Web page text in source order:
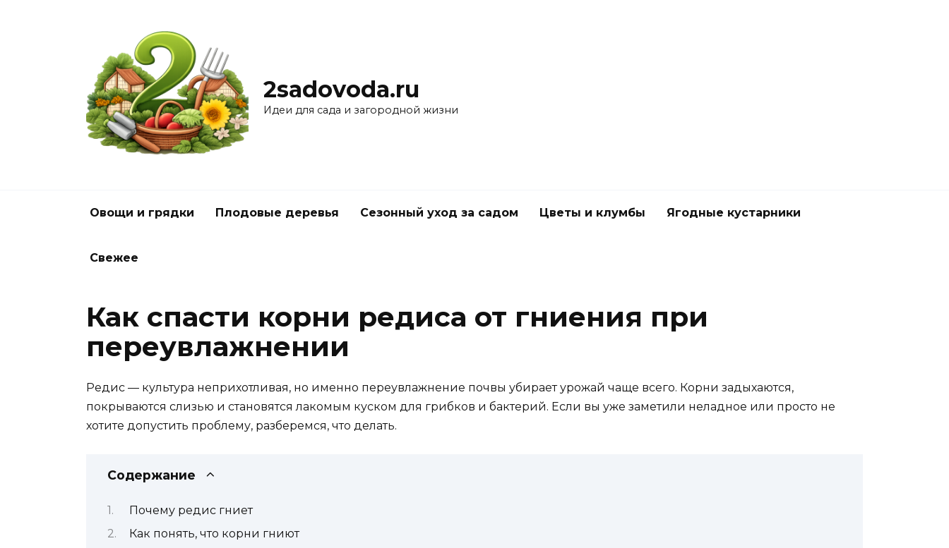
2sadovoda.ru
Идеи для сада и загородной жизни
Овощи и грядки Плодовые деревья Сезонный уход за садом Цветы и клумбы Ягодные кустарники
Свежее
Как спасти корни редиса от гниения при
переувлажнении
Редис — культура неприхотливая, но именно переувлажнение почвы убирает урожай чаще всего. Корни задыхаются,
покрываются слизью и становятся лакомым куском для грибков и бактерий. Если вы уже заметили неладное или просто не
хотите допустить проблему, разберемся, что делать.
Содержание
Почему редис гниет
Как понять, что корни гниют